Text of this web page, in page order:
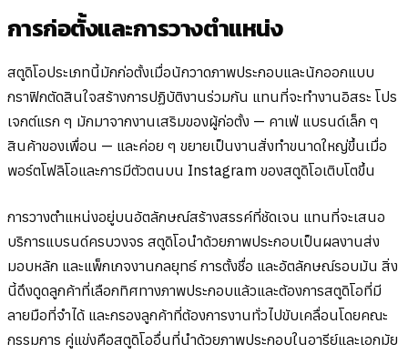
การก่อตั้งและการวางตำแหน่ง
สตูดิโอประเภทนี้มักก่อตั้งเมื่อนักวาดภาพประกอบและนักออกแบบ
กราฟิกตัดสินใจสร้างการปฏิบัติงานร่วมกัน แทนที่จะทำงานอิสระ โปร
เจกต์แรก ๆ มักมาจากงานเสริมของผู้ก่อตั้ง — คาเฟ่ แบรนด์เล็ก ๆ
สินค้าของเพื่อน — และค่อย ๆ ขยายเป็นงานสั่งทำขนาดใหญ่ขึ้นเมื่อ
พอร์ตโฟลิโอและการมีตัวตนบน Instagram ของสตูดิโอเติบโตขึ้น
การวางตำแหน่งอยู่บนอัตลักษณ์สร้างสรรค์ที่ชัดเจน แทนที่จะเสนอ
บริการแบรนด์ครบวงจร สตูดิโอนำด้วยภาพประกอบเป็นผลงานส่ง
มอบหลัก และแพ็กเกจงานกลยุทธ์ การตั้งชื่อ และอัตลักษณ์รอบมัน สิ่ง
นี้ดึงดูดลูกค้าที่เลือกทิศทางภาพประกอบแล้วและต้องการสตูดิโอที่มี
ลายมือที่จำได้ และกรองลูกค้าที่ต้องการงานทั่วไปขับเคลื่อนโดยคณะ
กรรมการ คู่แข่งคือสตูดิโออื่นที่นำด้วยภาพประกอบในอารีย์และเอกมัย